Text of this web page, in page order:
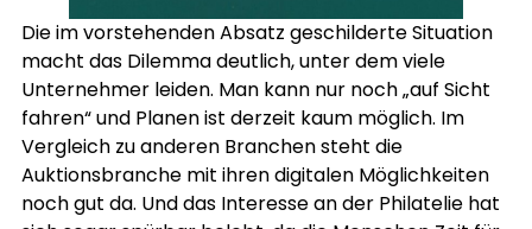
Die im vorstehenden Absatz geschilderte Situation
macht das Dilemma deutlich, unter dem viele
Unternehmer leiden. Man kann nur noch „auf Sicht
fahren“ und Planen ist derzeit kaum möglich. Im
Vergleich zu anderen Branchen steht die
Auktionsbranche mit ihren digitalen Möglichkeiten
noch gut da. Und das Interesse an der Philatelie hat